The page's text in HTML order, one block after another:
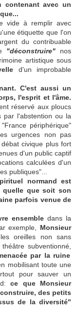
contenant avec un
vide à remplir avec
étiquette que l'on
du contribuable
"déconstruire"nos
artistique sous
d'un improbable
C'est aussi un
l'esprit et l'âme.
réservé aux ploucs
par l'abstention ou la
périphérique"
urgences non pas
civique plus fort
d'un public captif
calculées d'un
publiques"...
normand est
quelle que soit son
parfois venue de
ensembledans la
exemple, Monsieur
oreilles non sans
subventionné,
par la ruine
mobilisant toute une
pour sauver un
ce que Monsieur
des petits
de la diversité"